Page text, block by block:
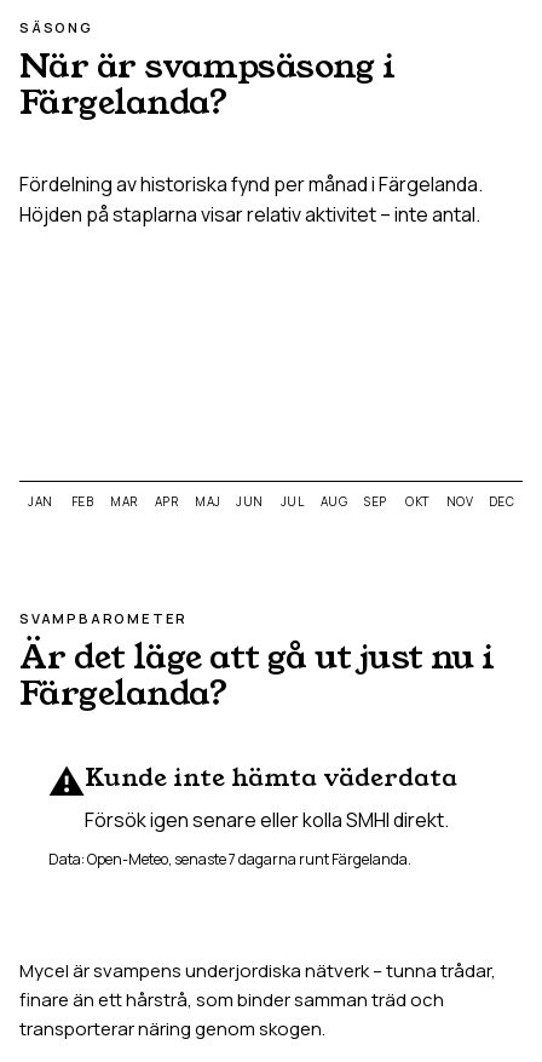
SÄSONG
När är svampsäsong i
Färgelanda?
Fördelning av historiska fynd per månad iFärgelanda.
Höjden på staplarna visar relativ aktivitet – inte antal.
JAN FEB MAR APR MAJ JUN JUL AUG SEP OKT NOV DEC
SVAMPBAROMETER
Är det läge att gå ut just nu i
Färgelanda?
⚠️Kunde inte hämta väderdata
Försök igen senare eller kolla SMHI direkt.
Data: Open-Meteo, senaste 7 dagarna runtFärgelanda.
Mycel är svampens underjordiska nätverk – tunna trådar,
finare än ett hårstrå, som binder samman träd och
transporterar näring genom skogen.